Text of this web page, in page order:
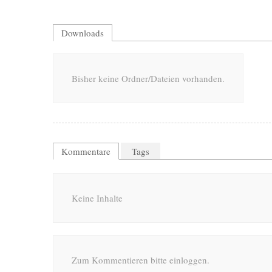
Downloads
Bisher keine Ordner/Dateien vorhanden.
Kommentare Tags
Keine Inhalte
Zum Kommentieren bitte einloggen.